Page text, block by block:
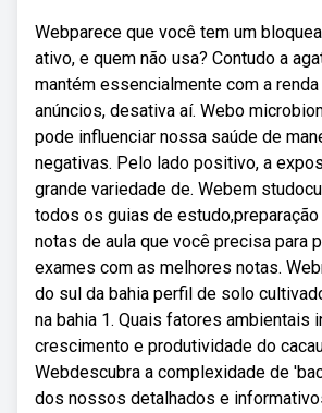
Webparece que você tem um
ativo, e quem não usa? Contudo a
mantém essencialmente com a
anúncios, desativa aí. Webo
pode influenciar nossa saúde de
negativas. Pelo lado positivo, a
grande variedade de. Webem
todos os guias de
notas de aula que você precisa para
exames com as melhores notas.
do sul da bahia perfil de solo
na bahia 1. Quais fatores ambientais
crescimento e produtividade do
Webdescubra a complexidade de
dos nossos detalhados e